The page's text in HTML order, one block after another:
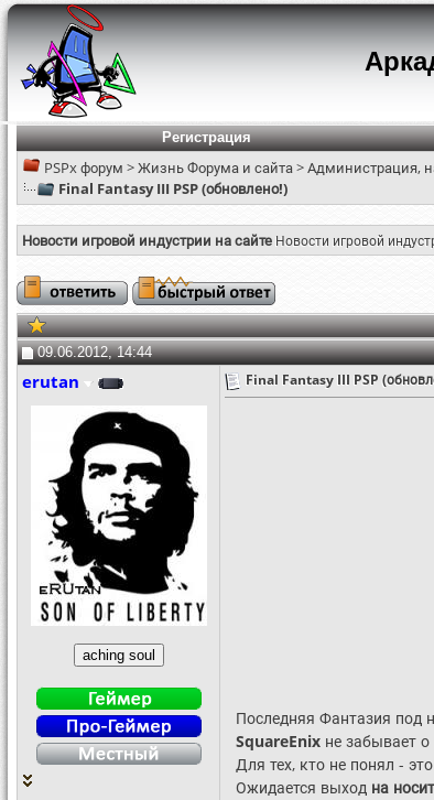
Регистрация
PSPx форум >Жизнь Форума и сайта>Администрация,
Final Fantasy III PSP (обновлено!)
Новости игровой индустрии на сайтеНовости игровой
09.06.2012, 14:44
erutan Final Fantasy III PSP
Последняя Фантазия под
SquareEnix не забывает
Для тех, кто не понял -
Ожидается выход на